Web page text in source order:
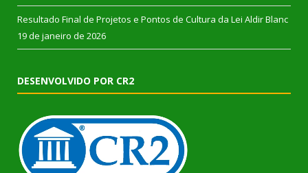
Resultado Final de Projetos e Pontos de Cultura da Lei Aldir Blanc
19 de janeiro de 2026
DESENVOLVIDO POR CR2